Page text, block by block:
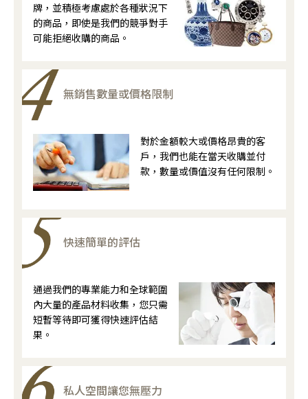
牌，並積極考慮處於各種狀況下
的商品，即使是我們的競爭對手
可能拒絕收購的商品。
無銷售數量或價格限制
對於金額較大或價格昂貴的客
戶，我們也能在當天收購並付
款，數量或價值沒有任何限制。
快速簡單的評估
通過我們的專業能力和全球範圍
內大量的產品材料收集，您只需
短暫等待即可獲得快速評估結
果。
私人空間讓您無壓力